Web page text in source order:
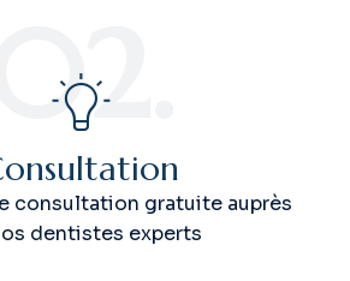
02.
consultation gratuite auprès
dentistes experts